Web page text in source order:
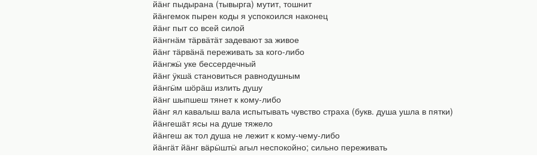
йӓнг пыдырана (тывырга) мутит, тошнит
йӓнгемок пырен коды я успокоился наконец
йӓнг пыт со всей силой
йӓнгнӓм тӓрвӓтӓт задевают за живое
йӓнг тӓрвӓнӓ переживать за кого-либо
йӓнгжӹ уке бессердечный
йӓнг ӱкшӓ становиться равнодушным
йӓнгӹм шӧрӓш излить душу
йӓнг шыпшеш тянет к кому-либо
йӓнг ял кавалыш вала испытывать чувство страха (букв. душа ушла в пятки)
йӓнгешӓт ясы на душе тяжело
йӓнгеш ак тол душа не лежит к кому-чему-либо
йӓнгӓт йӓнг вӓрӹштӹ агыл неспокойно; сильно переживать